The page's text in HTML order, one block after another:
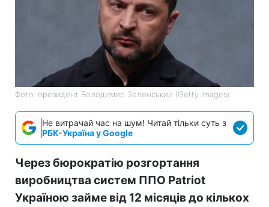
Фото: президент Володимир Зеленський (Getty Images)
Не витрачай час на шум! Читай тільки суть з
РБК-Україна у Google
Через бюрократію розгортання
виробництва систем ППО Patriot
Україною займе від 12 місяців до кількох